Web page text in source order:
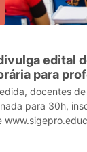
edital
para
rede estadual
docentes
para 30h,